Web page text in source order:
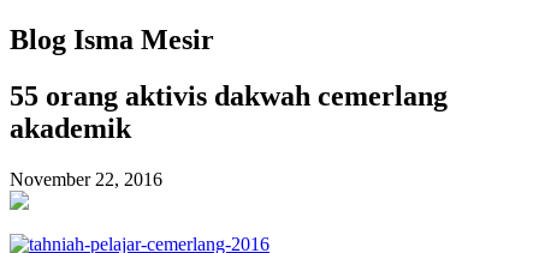
Blog Isma Mesir
55 orang aktivis dakwah cemerlang
akademik
November 22, 2016